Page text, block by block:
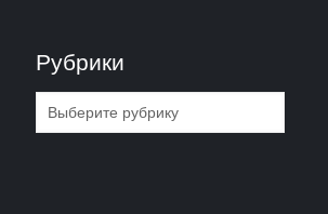
Рубрики
Рубрики